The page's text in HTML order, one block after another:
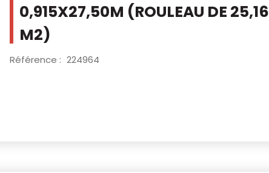
0,915X27,50M (ROULEAU DE 25,16
M2)
Référence : 224964